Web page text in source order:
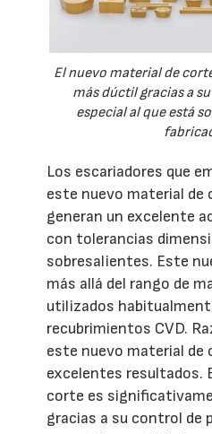
El nuevo material de
más dúctil gracias a
especial al que está
Los escariadores que
este nuevo material de
generan un excelente
con tolerancias
sobresalientes. Este
más allá del rango de
utilizados
recubrimientos CVD.
este nuevo material
excelentes resultados.
corte es
gracias a su control de